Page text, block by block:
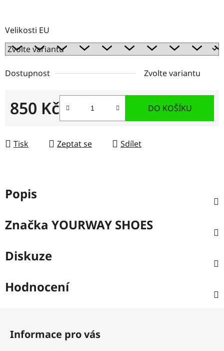
Velikosti EU
Dostupnost Zvolte variantu
850 Kč DO KOŠÍKU
Tisk Zeptat se Sdílet
Popis
Značka YOURWAY SHOES
Diskuze
Hodnocení
Informace pro vás